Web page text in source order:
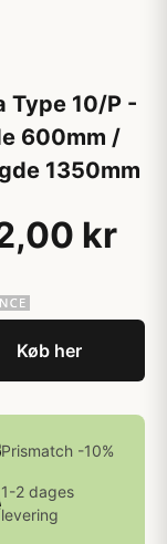
Type 10/P -
600mm /
1350mm
kr
Køb her
Prismatch -10%
1-2 dages
levering